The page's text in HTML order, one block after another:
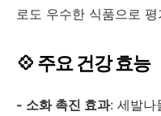
로도 우수한 식품으로
💠 주요 건강 효능
- 소화 촉진 효과: 세발나